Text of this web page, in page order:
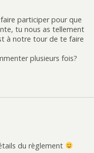
participer pour que
tu nous as tellement
à notre tour de te faire
plusieurs fois?
du règlement